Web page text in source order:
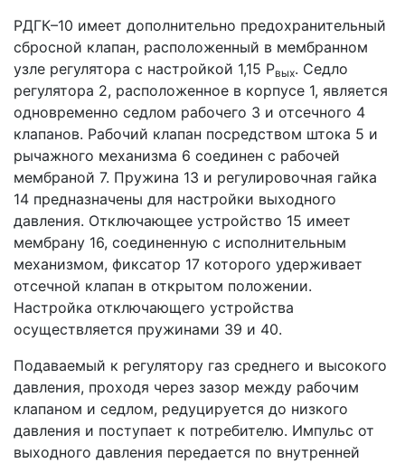
РДГК–10 имеет дополнительно предохранительный
сбросной клапан, расположенный в мембранном
узле регулятора с настройкой 1,15 Рвых. Седло
регулятора 2, расположенное в корпусе 1, является
одновременно седлом рабочего 3 и отсечного 4
клапанов. Рабочий клапан посредством штока 5 и
рычажного механизма 6 соединен с рабочей
мембраной 7. Пружина 13 и регулировочная гайка
14 предназначены для настройки выходного
давления. Отключающее устройство 15 имеет
мембрану 16, соединенную с исполнительным
механизмом, фиксатор 17 которого удерживает
отсечной клапан в открытом положении.
Настройка отключающего устройства
осуществляется пружинами 39 и 40.
Подаваемый к регулятору газ среднего и высокого
давления, проходя через зазор между рабочим
клапаном и седлом, редуцируется до низкого
давления и поступает к потребителю. Импульс от
выходного давления передается по внутренней